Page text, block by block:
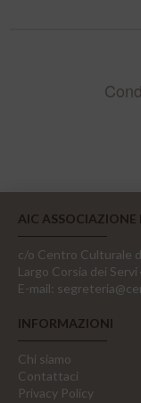
AIC ASSOCIAZIONE
c/o Centro Culturale
Largo Corsia dei
E-mail:
INFORMAZIONI
Chi siamo
Contattaci
Privacy Policy